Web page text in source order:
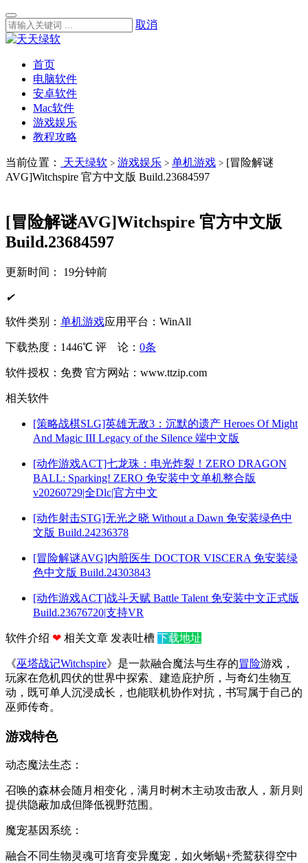
取消
首页
电脑软件
安卓软件
Mac软件
游戏娱乐
教程攻略
当前位置： 天天绿软 > 游戏娱乐 > 单机游戏 > [冒险解谜
AVG]Witchspire 官方中文版 Build.23684597
[冒险解谜AVG]Witchspire 官方中文版
Build.23684597
更新时间： 19分钟前
✔
软件类别： 单机游戏应用平台：WinAll
下载热度：1446℃ 评 论： 0条
软件授权：免费 官方网站：www.ttzip.com
相关软件
[策略战棋SLG]英雄无敌3：沉默的遗产 Heroes Of Might
And Magic III Legacy of the Silence 端中文版
[动作游戏ACT]七龙珠：电光炸裂！ZERO DRAGON
BALL: Sparking! ZERO 免安装中文单机整合版
v20260729|全Dlc|官方中文
[动作射击STG]无光之晓 Without a Dawn 免安装绿色中
文版 Build.24236378
[冒险解谜AVG]内脏医生 DOCTOR VISCERA 免安装绿
色中文版 Build.24303843
[动作游戏ACT]战斗天赋 Battle Talent 免安装中文正式版
Build.23676720|支持VR
软件介绍 ❤ 相关文章 发表吐槽 下载地址
《巫塔战记Witchspire》是一款融合魔法与生存的冒险游戏，
玩家在危机四伏的世界中探索、建造庇护所，与奇幻生物互
动，既可单人沉浸成长，也能联机协作对抗，书写属于自己的
巫师传奇。
游戏特色
动态魔法生态‌：
召唤的森林会随月相变化，满月时树木主动攻击敌人，新月则
提供隐蔽加成但降低视野范围。
‌魔宠基因系统‌：
融合不同生物灵魂可培育变异魔宠，如火蜥蜴+秃鹫获得空中